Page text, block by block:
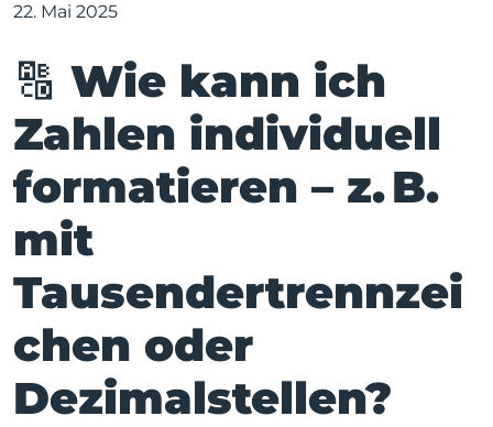
22. Mai 2025
🔠 Wie kann ich
Zahlen individuell
formatieren – z. B.
mit
Tausendertrennzei
chen oder
Dezimalstellen?